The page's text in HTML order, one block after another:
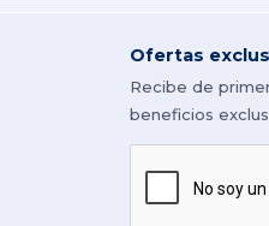
Ofertas
Recibe de
beneficios